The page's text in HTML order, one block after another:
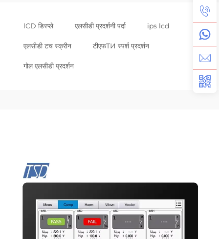
lCD डिस्प्ले एलसीडी प्रदर्शनी पर्दा ips lcd
एलसीडी टच स्क्रीन टीएफТИ स्पर्श प्रदर्शन
गोल एलसीडी प्रदर्शन